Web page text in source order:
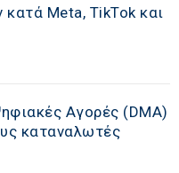
Meta, TikTok και
Αγορές (DMA)
καταναλωτές